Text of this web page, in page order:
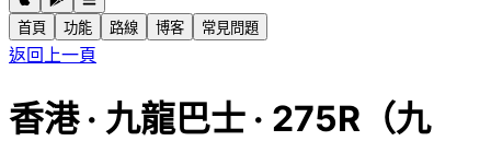
首頁 功能 路線 博客 常見問題
返回上一頁
香港· 九龍巴士 · 275R（九